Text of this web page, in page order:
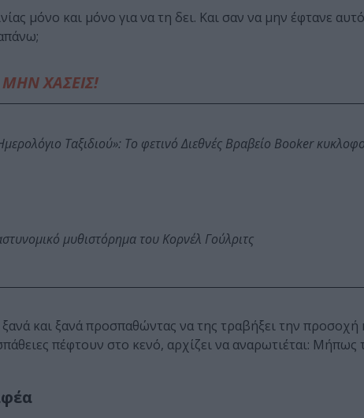
μόνο και μόνο για να τη δει. Και σαν να μην έφτανε
ΜΗΝ ΧΑΣΕΙΣ!
Ταξιδιού»: Το φετινό Διεθνές Βραβείο Booker
μυθιστόρημα του Κορνέλ Γούλριτς
και ξανά προσπαθώντας να της τραβήξει την προσοχή
πέφτουν στο κενό, αρχίζει να αναρωτιέται: Μήπως